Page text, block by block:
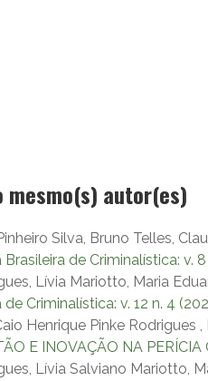
autor(es)
Silva, Bruno Telles,
Brasileira de Criminalística: v.
Lívia Mariotto, Maria
de Criminalística: v. 12 n. 4
Henrique Pinke
E INOVAÇÃO NA PERÍCIA
Lívia Salviano Mariotto,